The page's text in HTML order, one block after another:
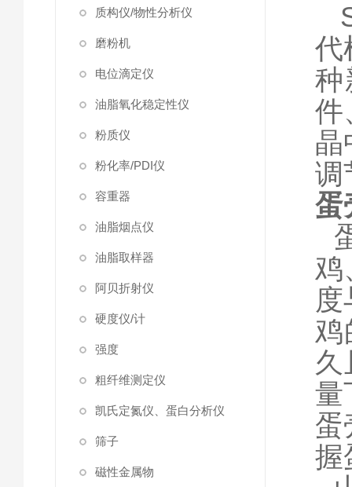
质构仪/物性分析仪
磨粉机
电位滴定仪
油脂氧化稳定性仪
粉质仪
粉化率/PDI仪
容重器
油脂烟点仪
油脂取样器
阿贝折射仪
硬度仪/计
强度
粗纤维测定仪
凯氏定氮仪、蛋白分析仪
筛子
磁性金属物
代
种
件
晶
调
蛋
鸡
量
蛋
握